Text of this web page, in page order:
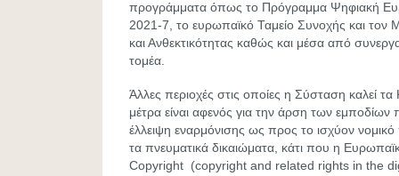
προγράμματα όπως το Πρόγραμμα Ψηφιακή
2021-7, το ευρωπαϊκό Ταμείο Συνοχής και τον
και Ανθεκτικότητας καθώς και μέσα από
τομέα.
Άλλες περιοχές στις οποίες η Σύσταση καλεί
μέτρα είναι αφενός για την άρση των εμποδίων
έλλειψη εναρμόνισης ως προς το ισχύον νομικό
τα πνευματικά δικαιώματα, κάτι που η
Copyright (copyright and related rights in the